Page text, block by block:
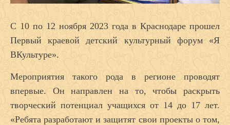
С 10 по 12 ноября 2023 года в Краснодаре прошел
Первый краевой детский культурный форум «Я
ВКультуре».
Мероприятия такого рода в регионе проводят
впервые. Он направлен на то, чтобы раскрыть
творческий потенциал учащихся от 14 до 17 лет.
«Ребята разработают и защитят свои проекты о том,